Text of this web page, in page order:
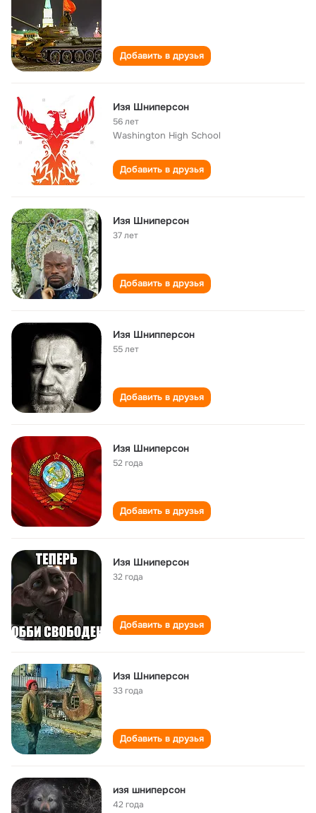
Добавить в друзья
Изя Шниперсон
56 лет
Washington High School
Добавить в друзья
Изя Шниперсон
37 лет
Добавить в друзья
Изя Шнипперсон
55 лет
Добавить в друзья
Изя Шниперсон
52 года
Добавить в друзья
Изя Шниперсон
32 года
Добавить в друзья
Изя Шниперсон
33 года
Добавить в друзья
изя шниперсон
42 года